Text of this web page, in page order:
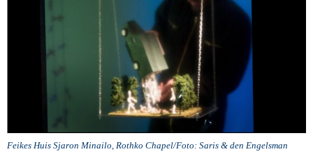
Fei­kes Huis Sja­ron Minai­lo, Roth­ko Chapel/Foto: Saris & den Engelsman